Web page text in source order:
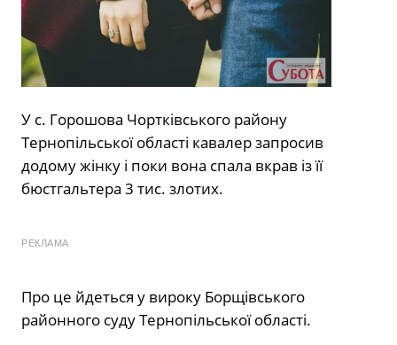
У с. Горошова Чортківського району
Тернопільської області кавалер запросив
додому жінку і поки вона спала вкрав із її
бюстгальтера 3 тис. злотих.
РЕКЛАМА
Про це йдеться у вироку Борщівського
районного суду Тернопільської області.